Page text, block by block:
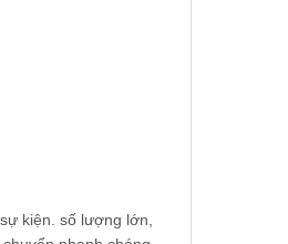
kiện. số lượng lớn,